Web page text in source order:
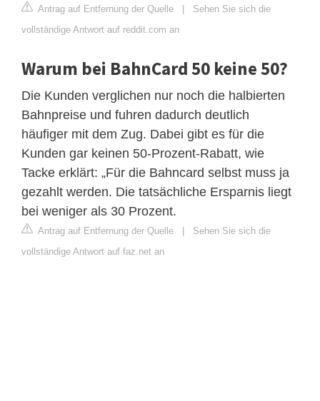
Antrag auf Entfernung der Quelle | Sehen Sie sich die
vollständige Antwort auf reddit.com an
Warum bei BahnCard 50 keine 50?
Die Kunden verglichen nur noch die halbierten
Bahnpreise und fuhren dadurch deutlich
häufiger mit dem Zug. Dabei gibt es für die
Kunden gar keinen 50-Prozent-Rabatt, wie
Tacke erklärt: „Für die Bahncard selbst muss ja
gezahlt werden. Die tatsächliche Ersparnis liegt
bei weniger als 30 Prozent.
Antrag auf Entfernung der Quelle | Sehen Sie sich die
vollständige Antwort auf faz.net an